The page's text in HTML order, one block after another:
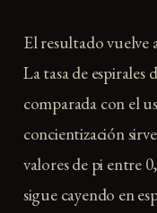
El resultado vuelve
La tasa de
comparada con el
concientización
valores de pi entre
sigue cayendo en